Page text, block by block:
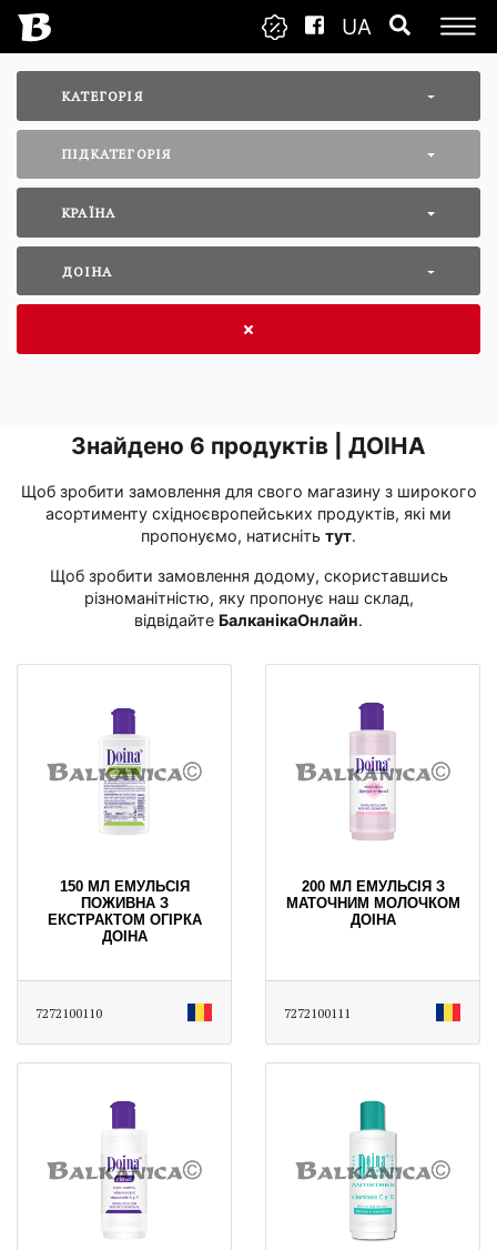
UA
КАТЕГОРІЯ
ПІДКАТЕГОРІЯ
КРАЇНА
ДОІНА
Знайдено 6 продуктів | ДОІНА
Щоб зробити замовлення для свого магазину з широкого
асортименту східноєвропейських продуктів, які ми
пропонуємо, натисніть тут․
Щоб зробити замовлення додому, скориставшись
різноманітністю, яку пропонує наш склад,
відвідайте БалканікаОнлайн․
150 МЛ ЕМУЛЬСІЯ
ПОЖИВНА З
ЕКСТРАКТОМ ОГІРКА
ДОІНА
7272100110
200 МЛ ЕМУЛЬСІЯ З
МАТОЧНИМ МОЛОЧКОМ
ДОІНА
7272100111